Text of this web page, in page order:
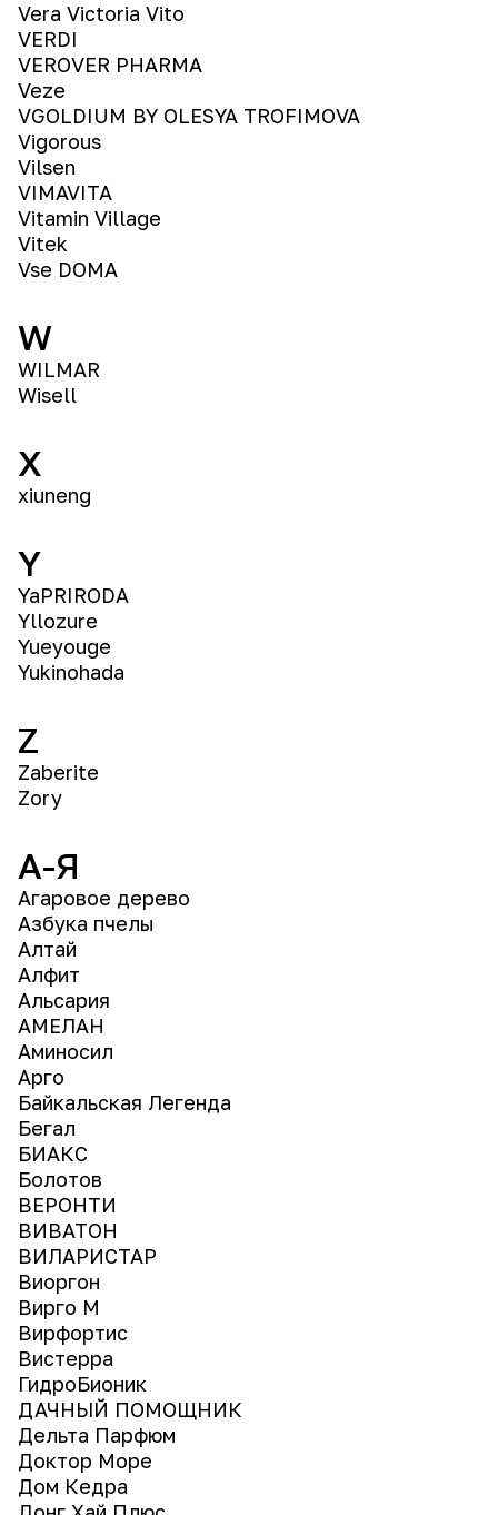
Vera Victoria Vito
VERDI
VEROVER PHARMA
Veze
VGOLDIUM BY OLESYA TROFIMOVA
Vigorous
Vilsen
VIMAVITA
Vitamin Village
Vitek
Vse DOMA
W
WILMAR
Wisell
X
xiuneng
Y
YaPRIRODA
Yllozure
Yueyouge
Yukinohada
Z
Zaberite
Zory
А-Я
Агаровое дерево
Азбука пчелы
Алтай
Алфит
Альсария
АМЕЛАН
Аминосил
Арго
Байкальская Легенда
Бегал
БИАКС
Болотов
ВЕРОНТИ
ВИВАТОН
ВИЛАРИСТАР
Виоргон
Вирго М
Вирфортис
Вистерра
ГидроБионик
ДАЧНЫЙ ПОМОЩНИК
Дельта Парфюм
Доктор Море
Дом Кедра